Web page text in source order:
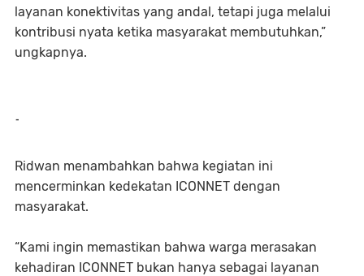
layanan konektivitas yang andal, tetapi juga melalui
kontribusi nyata ketika masyarakat membutuhkan,”
ungkapnya.
-
Ridwan menambahkan bahwa kegiatan ini
mencerminkan kedekatan ICONNET dengan
masyarakat.
“Kami ingin memastikan bahwa warga merasakan
kehadiran ICONNET bukan hanya sebagai layanan